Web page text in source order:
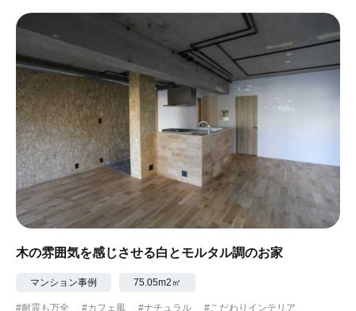
木の雰囲気を感じさせる白とモルタル調のお家
マンション事例 75.05m2㎡
#耐震も万全 #カフェ風 #ナチュラル
#こだわりインテリア